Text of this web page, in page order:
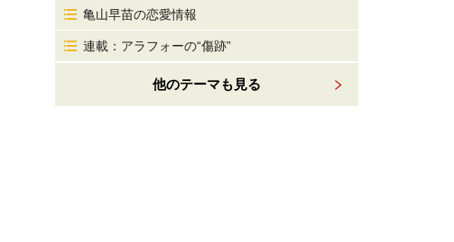
亀山早苗の恋愛情報
連載：アラフォーの“傷跡”
他のテーマも見る